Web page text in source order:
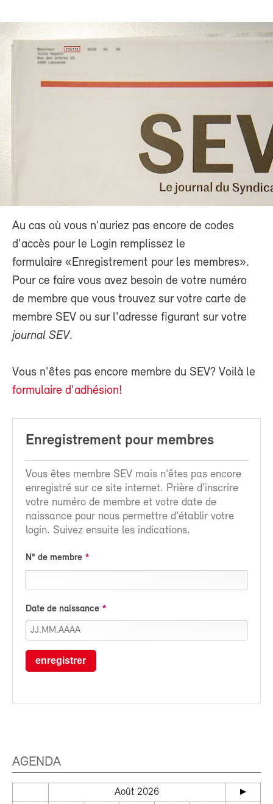
Au cas où vous n'auriez pas encore de codes
d'accès pour le Login remplissez le
formulaire «Enregistrement pour les membres».
Pour ce faire vous avez besoin de votre numéro
de membre que vous trouvez sur votre carte de
membre SEV ou sur l'adresse figurant sur votre
journal SEV.
Vous n'êtes pas encore membre du SEV? Voilà le
formulaire d'adhésion!
Enregistrement pour membres
Vous êtes membre SEV mais n'êtes pas encore
enregistré sur ce site internet. Prière d'inscrire
votre numéro de membre et votre date de
naissance pour nous permettre d'établir votre
login. Suivez ensuite les indications.
N° de membre
Date de naissance
enregistrer
AGENDA
Août 2026